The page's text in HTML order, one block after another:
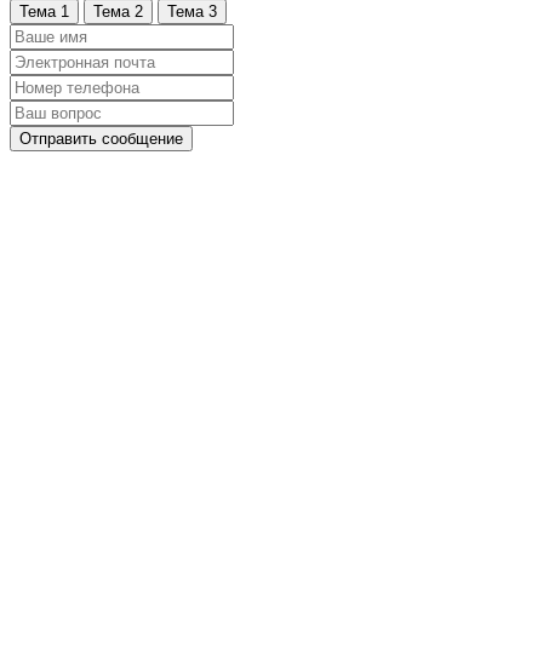
Тема 1
Тема 2 Тема 3
Отправить сообщение